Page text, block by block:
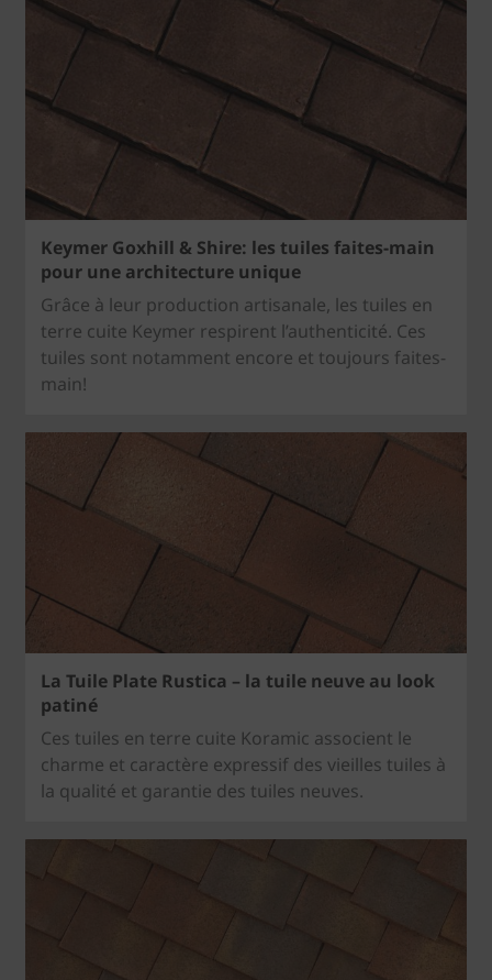
Keymer Goxhill & Shire: les tuiles faites-main
pour une architecture unique
Grâce à leur production artisanale, les tuiles en
terre cuite Keymer respirent l’authenticité. Ces
tuiles sont notamment encore et toujours faites-
main!
La Tuile Plate Rustica – la tuile neuve au look
patiné
Ces tuiles en terre cuite Koramic associent le
charme et caractère expressif des vieilles tuiles à
la qualité et garantie des tuiles neuves.